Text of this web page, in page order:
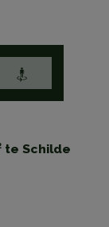
te Schilde